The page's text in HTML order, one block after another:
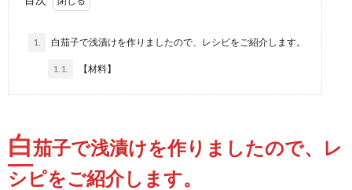
1. 白茄子で浅漬けを作りましたので、レシピをご紹介します。
1.1. 【材料】
白茄子で浅漬けを作りましたので、レ
シピをご紹介します。